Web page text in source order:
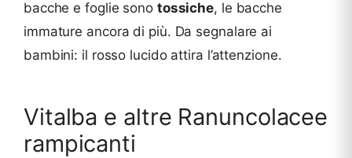
bacche e foglie sono tossiche, le bacche
immature ancora di più. Da segnalare ai
bambini: il rosso lucido attira l’attenzione.
Vitalba e altre Ranuncolacee
rampicanti